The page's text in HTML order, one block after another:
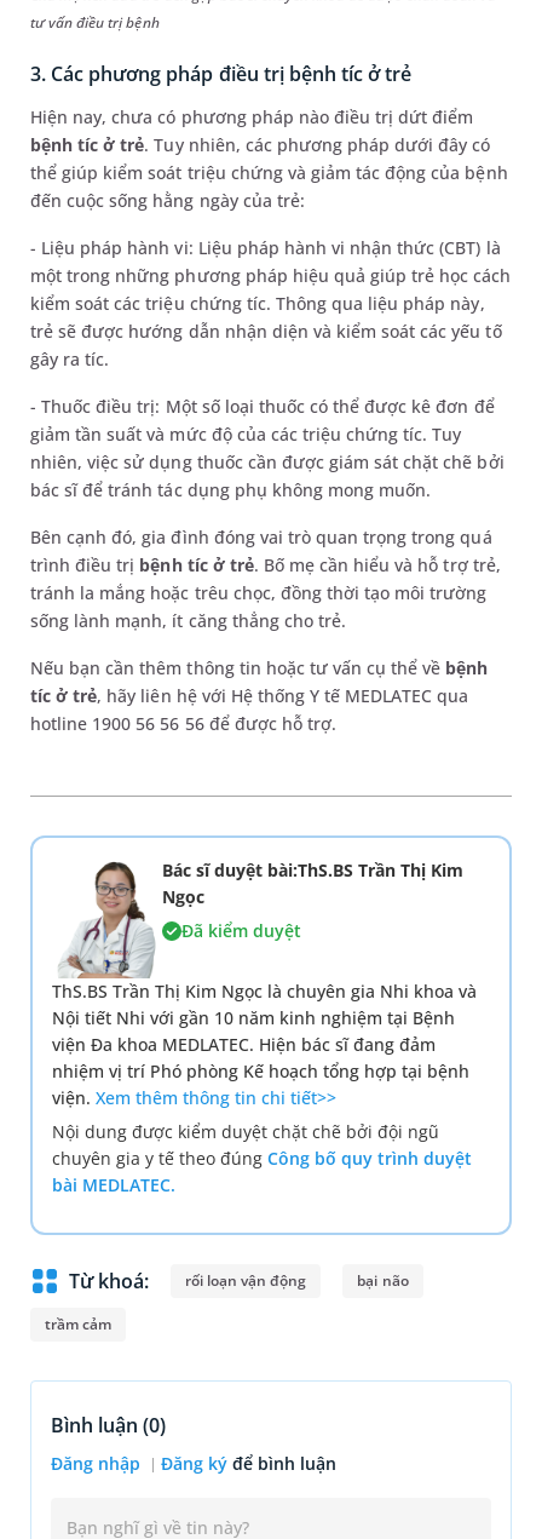
tư vấn điều trị bệnh
3. Các phương pháp điều trị bệnh tíc ở trẻ
Hiện nay, chưa có phương pháp nào điều trị dứt điểm
bệnh tíc ở trẻ. Tuy nhiên, các phương pháp dưới đây có
thể giúp kiểm soát triệu chứng và giảm tác động của bệnh
đến cuộc sống hằng ngày của trẻ:
- Liệu pháp hành vi: Liệu pháp hành vi nhận thức (CBT) là
một trong những phương pháp hiệu quả giúp trẻ học cách
kiểm soát các triệu chứng tíc. Thông qua liệu pháp này,
trẻ sẽ được hướng dẫn nhận diện và kiểm soát các yếu tố
gây ra tíc.
- Thuốc điều trị: Một số loại thuốc có thể được kê đơn để
giảm tần suất và mức độ của các triệu chứng tíc. Tuy
nhiên, việc sử dụng thuốc cần được giám sát chặt chẽ bởi
bác sĩ để tránh tác dụng phụ không mong muốn.
Bên cạnh đó, gia đình đóng vai trò quan trọng trong quá
trình điều trị bệnh tíc ở trẻ. Bố mẹ cần hiểu và hỗ trợ trẻ,
tránh la mắng hoặc trêu chọc, đồng thời tạo môi trường
sống lành mạnh, ít căng thẳng cho trẻ.
Nếu bạn cần thêm thông tin hoặc tư vấn cụ thể về bệnh
tíc ở trẻ, hãy liên hệ với Hệ thống Y tế MEDLATEC qua
hotline 1900 56 56 56 để được hỗ trợ.
Bác sĩ duyệt bài:ThS.BS Trần Thị Kim
Ngọc
Đã kiểm duyệt
ThS.BS Trần Thị Kim Ngọc là chuyên gia Nhi khoa và
Nội tiết Nhi với gần 10 năm kinh nghiệm tại Bệnh
viện Đa khoa MEDLATEC. Hiện bác sĩ đang đảm
nhiệm vị trí Phó phòng Kế hoạch tổng hợp tại bệnh
viện. Xem thêm thông tin chi tiết>>
Nội dung được kiểm duyệt chặt chẽ bởi đội ngũ
chuyên gia y tế theo đúng Công bố quy trình duyệt
bài MEDLATEC.
Từ khoá: rối loạn vận động bại não
trầm cảm
Bình luận (0)
Đăng nhập Đăng ký để bình luận